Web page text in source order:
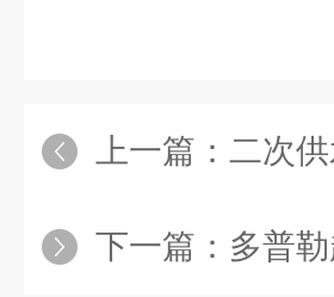
上一篇： 二次供
下一篇： 多普勒超